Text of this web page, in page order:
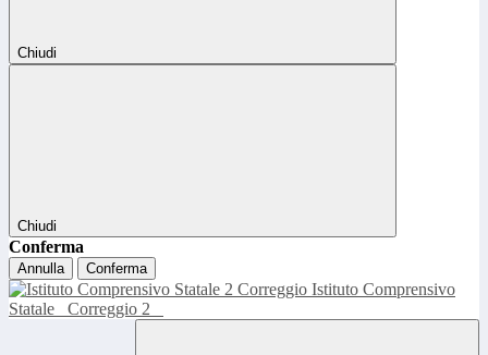
Chiudi
Chiudi
Conferma
Annulla Conferma
Istituto Comprensivo
Statale
Correggio 2